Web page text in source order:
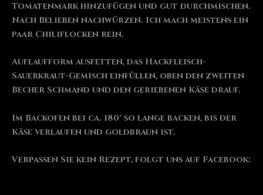
Tomatenmark hinzufügen und gut durchmischen.
Nach Belieben nachwürzen. Ich mach meistens ein
paar Chiliflocken rein.
Auflaufform ausfetten, das Hackfleisch-
Sauerkraut-Gemisch einfüllen, oben den zweiten
Becher Schmand und den geriebenen Käse drauf.
Im Backofen bei ca. 180° so lange backen, bis der
Käse verlaufen und goldbraun ist.
Verpassen Sie kein Rezept, folgt uns auf Facebook: